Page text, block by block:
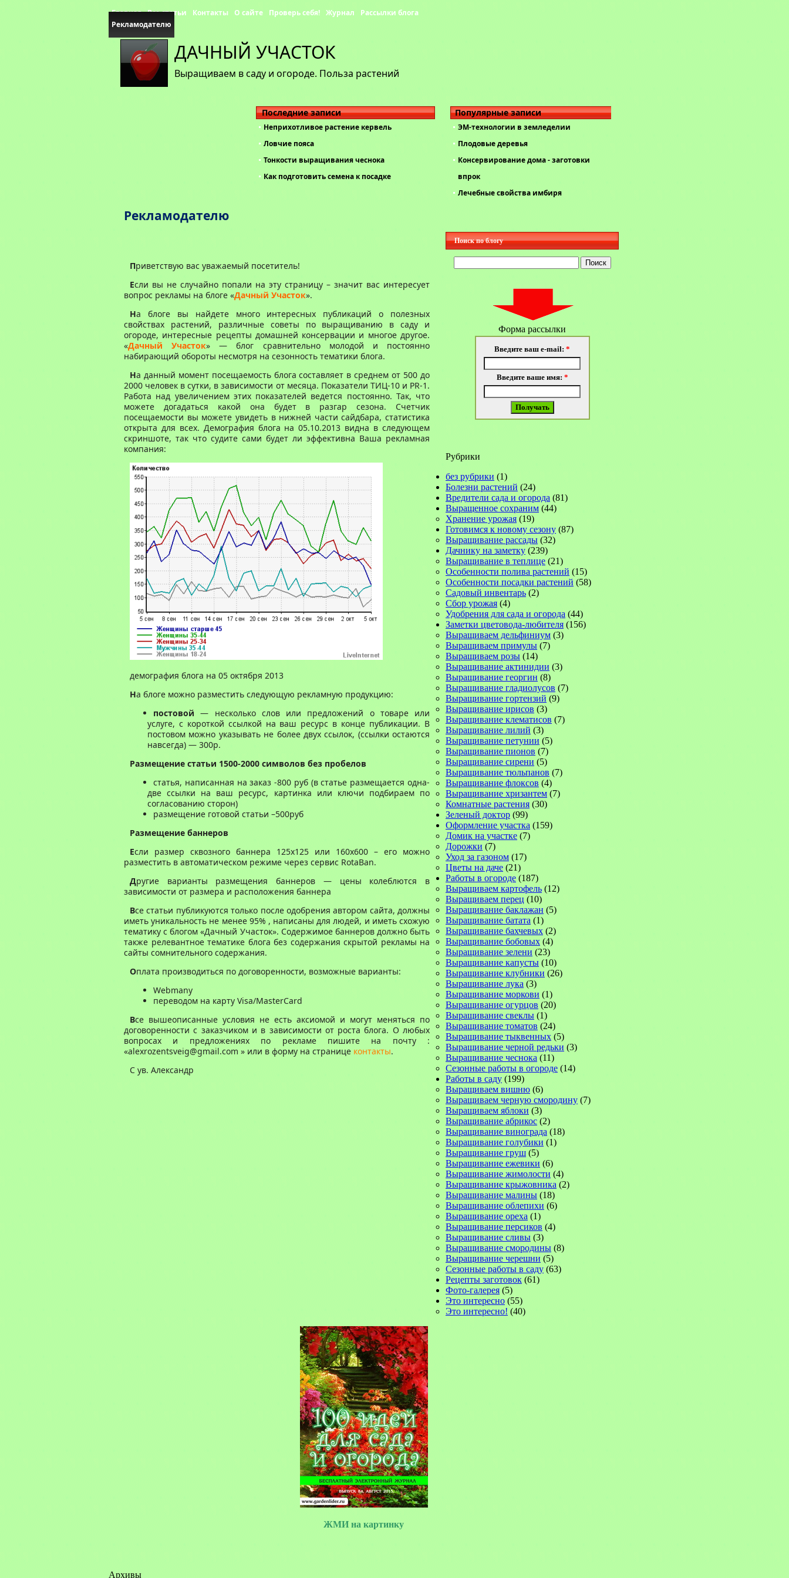
ДАЧНЫЙ УЧАСТОК
Выращиваем в саду и огороде. Польза растений
Главная Все статьи Контакты О сайте Проверь себя! Журнал
Рассылки блога
Рекламодателю
Последние записи
Неприхотливое растение кервель
Ловчие пояса
Тонкости выращивания чеснока
Как подготовить семена к посадке
Популярные записи
ЭМ-технологии в земледелии
Плодовые деревья
Консервирование дома - заготовки
впрок
Лечебные свойства имбиря
Рекламодателю
Приветствую вас уважаемый посетитель!
Если вы не случайно попали на эту страницу – значит вас интересует
вопрос рекламы на блоге «Дачный Участок».
На блоге вы найдете много интересных публикаций о полезных
свойствах растений, различные советы по выращиванию в саду и
огороде, интересные рецепты домашней консервации и многое другое.
«Дачный Участок» — блог сравнительно молодой и постоянно
набирающий обороты несмотря на сезонность тематики блога.
На данный момент посещаемость блога составляет в среднем от 500 до
2000 человек в сутки, в зависимости от месяца. Показатели ТИЦ-10 и PR-1.
Работа над увеличением этих показателей ведется постоянно. Так, что
можете догадаться какой она будет в разгар сезона. Счетчик
посещаемости вы можете увидеть в нижней части сайдбара, статистика
открыта для всех. Демография блога на 05.10.2013 видна в следующем
скриншоте, так что судите сами будет ли эффективна Ваша рекламная
компания:
демография блога на 05 октября 2013
На блоге можно разместить следующую рекламную продукцию:
постовой— несколько слов или предложений о товаре или
услуге, с короткой ссылкой на ваш ресурс в конце публикации. В
постовом можно указывать не более двух ссылок, (ссылки остаются
навсегда) — 300р.
Размещение статьи 1500-2000 символов без пробелов
статья, написанная на заказ -800 руб (в статье размещается одна-
две ссылки на ваш ресурс, картинка или ключи подбираем по
согласованию сторон)
размещение готовой статьи –500руб
Размещение баннеров
Если размер сквозного баннера 125х125 или 160х600 – его можно
разместить в автоматическом режиме через сервис RotaBan.
Другие варианты размещения баннеров — цены колеблются в
зависимости от размера и расположения баннера
Все статьи публикуются только после одобрения автором сайта, должны
иметь уникальность не менее 95% , написаны для людей, и иметь схожую
тематику с блогом «Дачный Участок». Содержимое баннеров должно быть
также релевантное тематике блога без содержания скрытой рекламы на
сайты сомнительного содержания.
Оплата производиться по договоренности, возможные варианты:
Webmany
переводом на карту Visa/MasterCard
Все вышеописанные условия не есть аксиомой и могут меняться по
договоренности с заказчиком и в зависимости от роста блога. О любых
вопросах и предложениях по рекламе пишите на почту :
«alexrozentsveig@gmail.com » или в форму на странице контакты.
С ув. Александр
Поиск по блогу
Форма рассылки
Введите ваш e-mail: *
Введите ваше имя: *
Рубрики
без рубрики (1)
Болезни растений (24)
Вредители сада и огорода (81)
Выращенное сохраним (44)
Хранение урожая (19)
Готовимся к новому сезону (87)
Выращивание рассады (32)
Дачнику на заметку (239)
Выращивание в теплице (21)
Особенности полива растений (15)
Особенности посадки растений (58)
Садовый инвентарь (2)
Сбор урожая (4)
Удобрения для сада и огорода (44)
Заметки цветовода-любителя (156)
Выращиваем дельфиниум (3)
Выращиваем примулы (7)
Выращиваем розы (14)
Выращивание актинидии (3)
Выращивание георгин (8)
Выращивание гладиолусов (7)
Выращивание гортензий (9)
Выращивание ирисов (3)
Выращивание клематисов (7)
Выращивание лилий (3)
Выращивание петунии (5)
Выращивание пионов (7)
Выращивание сирени (5)
Выращивание тюльпанов (7)
Выращивание флоксов (4)
Выращивание хризантем (7)
Комнатные растения (30)
Зеленый доктор (99)
Оформление участка (159)
Домик на участке (7)
Дорожки (7)
Уход за газоном (17)
Цветы на даче (21)
Работы в огороде (187)
Выращиваем картофель (12)
Выращиваем перец (10)
Выращивание баклажан (5)
Выращивание батата (1)
Выращивание бахчевых (2)
Выращивание бобовых (4)
Выращивание зелени (23)
Выращивание капусты (10)
Выращивание клубники (26)
Выращивание лука (3)
Выращивание моркови (1)
Выращивание огурцов (20)
Выращивание свеклы (1)
Выращивание томатов (24)
Выращивание тыквенных (5)
Выращивание черной редьки (3)
Выращивание чеснока (11)
Сезонные работы в огороде (14)
Работы в саду (199)
Выращиваем вишню (6)
Выращиваем черную смородину (7)
Выращиваем яблоки (3)
Выращивание абрикос (2)
Выращивание винограда (18)
Выращивание голубики (1)
Выращивание груш (5)
Выращивание ежевики (6)
Выращивание жимолости (4)
Выращивание крыжовника (2)
Выращивание малины (18)
Выращивание облепихи (6)
Выращивание ореха (1)
Выращивание персиков (4)
Выращивание сливы (3)
Выращивание смородины (8)
Выращивание черешни (5)
Сезонные работы в саду (63)
Рецепты заготовок (61)
Фото-галерея (5)
Это интересно (55)
Это интересно! (40)
ЖМИ на картинку
Архивы